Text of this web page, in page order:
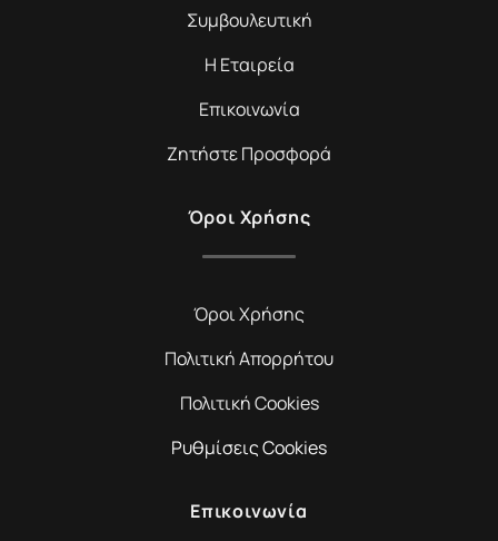
Συμβουλευτική
Η Εταιρεία
Επικοινωνία
Ζητήστε Προσφορά
Όροι Χρήσης
Όροι Χρήσης
Πολιτική Απορρήτου
Πολιτική Cookies
Ρυθμίσεις Cookies
Επικοινωνία